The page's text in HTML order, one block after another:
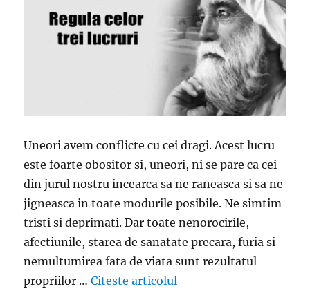
Uneori avem conflicte cu cei dragi. Acest lucru
este foarte obositor si, uneori, ni se pare ca cei
din jurul nostru incearca sa ne raneasca si sa ne
jigneasca in toate modurile posibile. Ne simtim
tristi si deprimati. Dar toate nenorocirile,
afectiunile, starea de sanatate precara, furia si
nemultumirea fata de viata sunt rezultatul
propriilor …Citeste articolul